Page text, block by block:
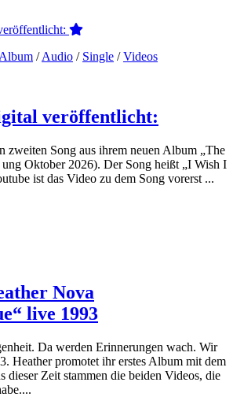
Album /Audio / Single /Videos
veröffentlicht:
zweiten Song aus ihrem neuen Album „The
Oktober 2026). Der Song heißt „I Wish I
ist das Video zu dem Song vorerst ...
Nova
live 1993
Da werden Erinnerungen wach. Wir
Heather promotet ihr erstes Album mit dem
dieser Zeit stammen die beiden Videos, die